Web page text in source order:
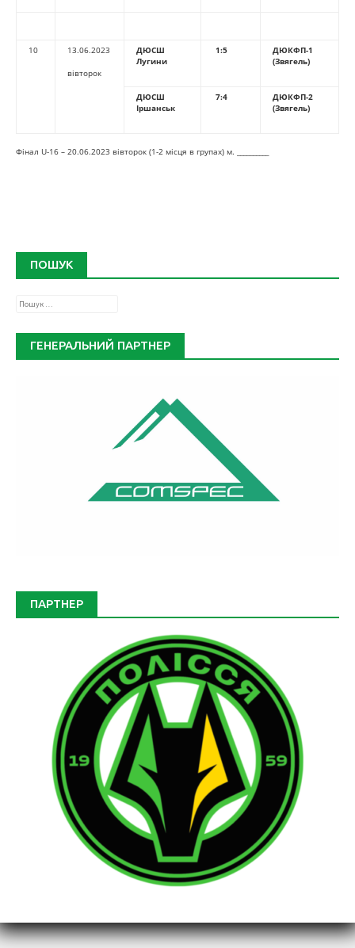
10 13.06.2023
вівторок
ДЮСШ
Лугини
1:5
ДЮКФП-1
(Звягель)
ДЮСШ
Іршанськ
7:4
ДЮКФП-2
(Звягель)
Фінал U-16 – 20.06.2023 вівторок (1-2 місця в групах) м. __________
ПОШУК
Пошук:
ГЕНЕРАЛЬНИЙ ПАРТНЕР
ПАРТНЕР